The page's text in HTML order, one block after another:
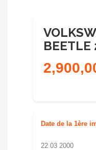
BEETLE
Date de la 1ère
22 03 2000